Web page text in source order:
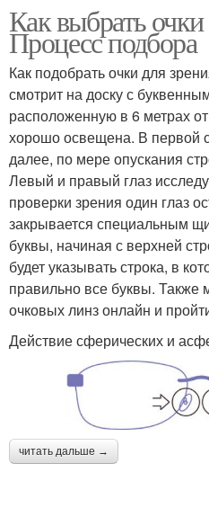
Как выбрать
Процесс подбора
Как подобрать очки для
смотрит на доску с
расположенную в 6 метрах
хорошо освещена. В первой
далее, по мере опускания
Левый и правый глаз
проверки зрения один глаз
закрывается специальным
буквы, начиная с верхней
будет указывать строка, в
правильно все буквы. Также
очковых линз онлайн и
Действие сферических и
читать дальше →